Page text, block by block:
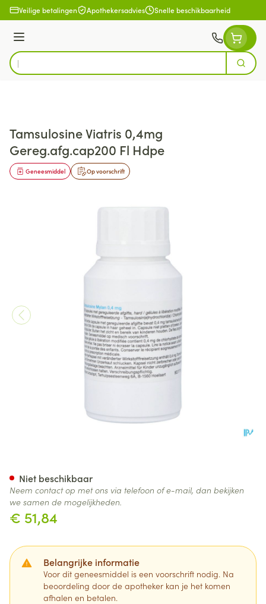
Ga naar de inhoud
Veilige betalingen Apothekersadvies Snelle beschikbaarheid
Menu
Product, merk, categorie...
Zoek
Tamsulosine Viatris 0,4mg
Gereg.afg.cap200 Fl Hdpe
Op voorschrift
Geneesmiddel
€ 51,84
Belangrijke informatie
Voor dit geneesmiddel is een voorschrift nodig. Na
beoordeling door de apotheker kan je het komen
afhalen en betalen.
Niet beschikbaar
Neem contact op met ons via telefoon of e-mail, dan bekijken
we samen de mogelijkheden.